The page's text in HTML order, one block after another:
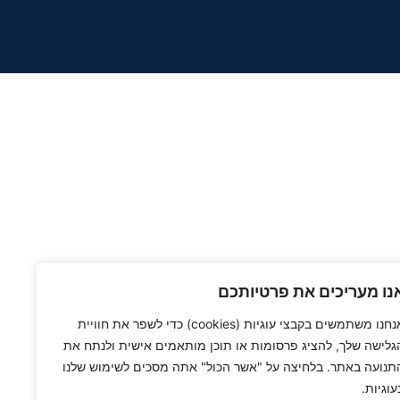
מעריכים את פרטיותכם
אנחנו משתמשים בקבצי עוגיות (cookies) כדי לשפר את חוויית
שלך, להציג פרסומות או תוכן מותאמים אישית ולנתח את
באתר. בלחיצה על "אשר הכול" אתה מסכים לשימוש שלנו